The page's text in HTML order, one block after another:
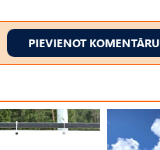
PIEVIENOT KOMENTĀRU